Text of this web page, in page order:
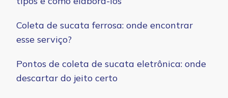
Coleta de sucata ferrosa: onde encontrar
esse serviço?
Pontos de coleta de sucata eletrônica: onde
descartar do jeito certo